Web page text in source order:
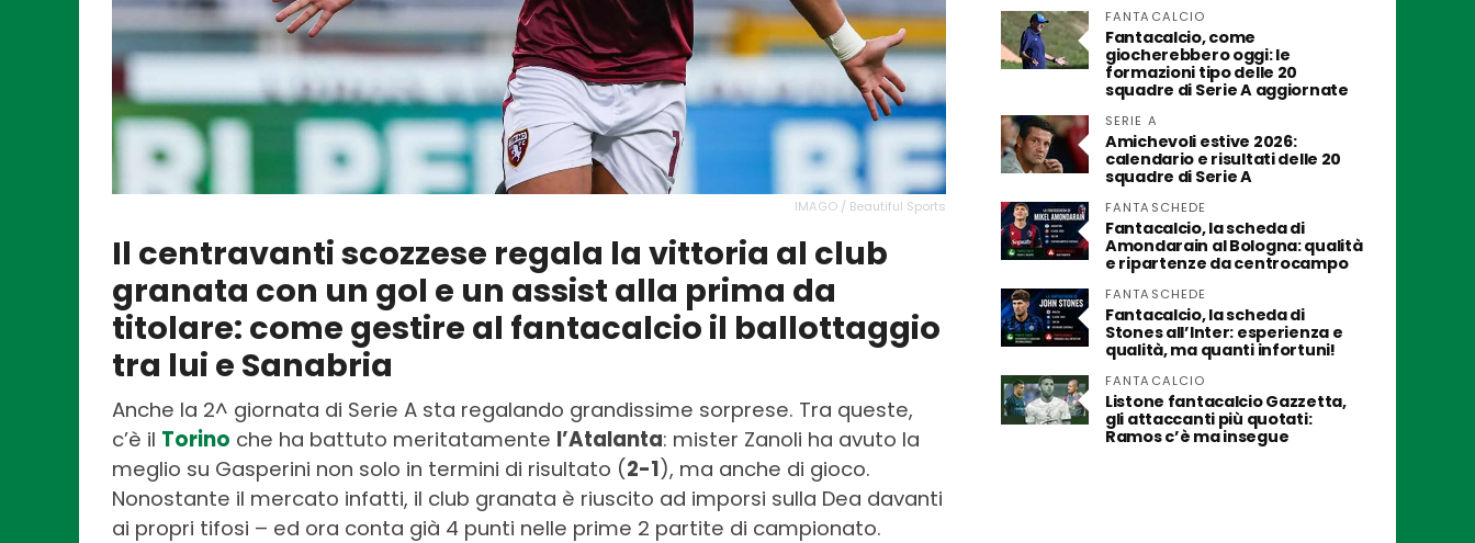
IMAGO / Beautiful Sports
Il centravanti scozzese regala la vittoria al club
granata con un gol e un assist alla prima da
titolare: come gestire al fantacalcio il ballottaggio
tra lui e Sanabria
Anche la 2^ giornata di Serie A sta regalando grandissime sorprese. Tra queste,
c’è il Torino che ha battuto meritatamente l’Atalanta: mister Zanoli ha avuto la
meglio su Gasperini non solo in termini di risultato (2-1), ma anche di gioco.
Nonostante il mercato infatti, il club granata è riuscito ad imporsi sulla Dea davanti
ai propri tifosi – ed ora conta già 4 punti nelle prime 2 partite di campionato.
FANTACALCIO
Fantacalcio, come
giocherebbero oggi: le
formazioni tipo delle 20
squadre di Serie A aggiornate
SERIE A
Amichevoli estive 2026:
calendario e risultati delle 20
squadre di Serie A
FANTASCHEDE
Fantacalcio, la scheda di
Amondarain al Bologna: qualità
e ripartenze da centrocampo
FANTASCHEDE
Fantacalcio, la scheda di
Stones all’Inter: esperienza e
qualità, ma quanti infortuni!
FANTACALCIO
Listone fantacalcio Gazzetta,
gli attaccanti più quotati:
Ramos c’è ma insegue